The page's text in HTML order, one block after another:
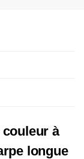
à
longue